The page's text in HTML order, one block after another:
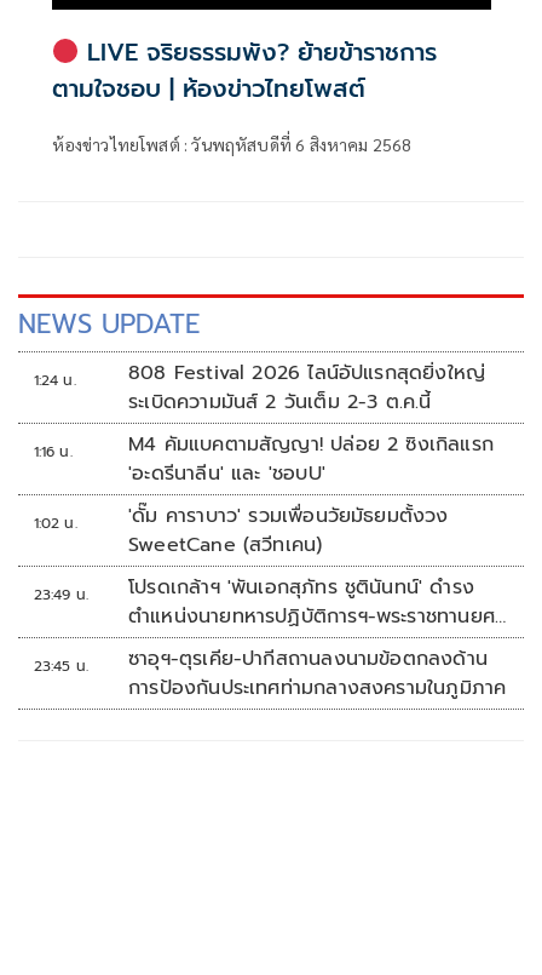
LIVE จริยธรรมพัง? ย้ายข้าราชการ
ตามใจชอบ | ห้องข่าวไทยโพสต์
ห้องข่าวไทยโพสต์ : วันพฤหัสบดีที่ 6 สิงหาคม 2568
NEWS UPDATE
1:24 น.
808 Festival 2026 ไลน์อัปแรกสุดยิ่งใหญ่
ระเบิดความมันส์ 2 วันเต็ม 2-3 ต.ค.นี้
1:16 น.
M4 คัมแบคตามสัญญา! ปล่อย 2 ซิงเกิลแรก
'อะดรีนาลีน' และ 'ชอบU'
1:02 น.
'ดั๊ม คาราบาว' รวมเพื่อนวัยมัธยมตั้งวง
SweetCane (สวีทเคน)
23:49 น.
โปรดเกล้าฯ 'พันเอกสุภัทร ชูตินันทน์' ดำรง
ตำแหน่งนายทหารปฏิบัติการฯ-พระราชทานยศ
'พลตรี'
23:45 น.
ซาอุฯ-ตุรเคีย-ปากีสถานลงนามข้อตกลงด้าน
การป้องกันประเทศท่ามกลางสงครามในภูมิภาค